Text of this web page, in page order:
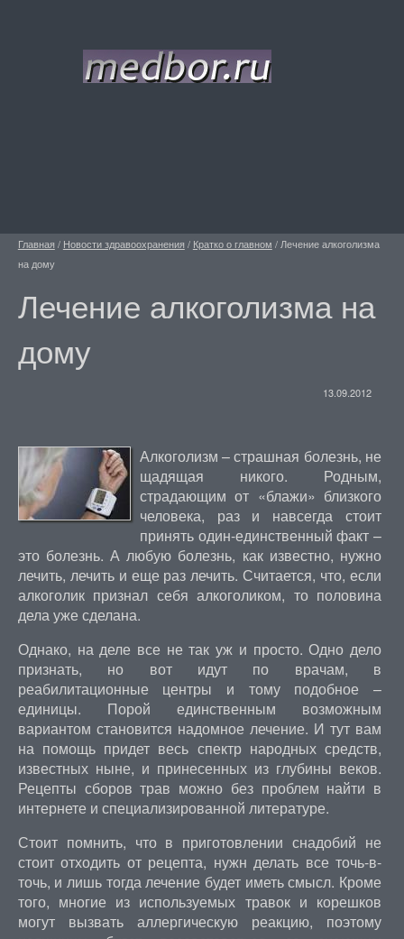
Главная / Новости здравоохранения / Кратко о главном / Лечение алкоголизма
на дому
Лечение алкоголизма на
дому
13.09.2012
Алкоголизм – страшная болезнь, не
щадящая никого. Родным,
страдающим от «блажи» близкого
человека, раз и навсегда стоит
принять один-единственный факт –
это болезнь. А любую болезнь, как известно, нужно
лечить, лечить и еще раз лечить. Считается, что, если
алкоголик признал себя алкоголиком, то половина
дела уже сделана.
Однако, на деле все не так уж и просто. Одно дело
признать, но вот идут по врачам, в
реабилитационные центры и тому подобное –
единицы. Порой единственным возможным
вариантом становится надомное лечение. И тут вам
на помощь придет весь спектр народных средств,
известных ныне, и принесенных из глубины веков.
Рецепты сборов трав можно без проблем найти в
интернете и специализированной литературе.
Стоит помнить, что в приготовлении снадобий не
стоит отходить от рецепта, нужн делать все точь-в-
точь, и лишь тогда лечение будет иметь смысл. Кроме
того, многие из используемых травок и корешков
могут вызвать аллергическую реакцию, поэтому